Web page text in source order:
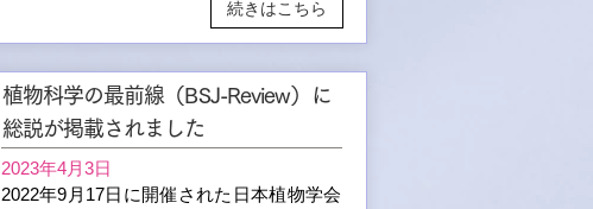
続きはこちら
植物科学の最前線（BSJ-Review）に
総説が掲載されました
2023年4月3日
2022年9月17日に開催された日本植物学会